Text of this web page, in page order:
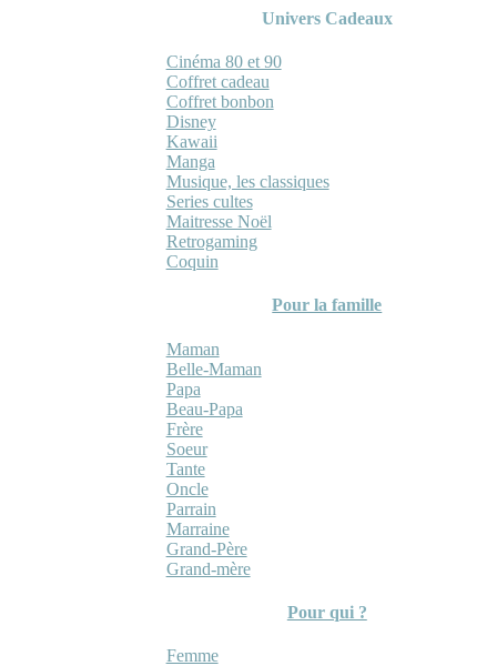
Univers Cadeaux
Cinéma 80 et 90
Coffret cadeau
Coffret bonbon
Disney
Kawaii
Manga
Musique, les classiques
Series cultes
Maitresse Noël
Retrogaming
Coquin
Pour la famille
Maman
Belle-Maman
Papa
Beau-Papa
Frère
Soeur
Tante
Oncle
Parrain
Marraine
Grand-Père
Grand-mère
Pour qui ?
Femme